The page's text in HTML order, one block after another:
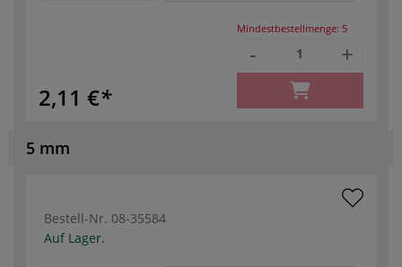
2,11 €
Mindestbestellmenge: 5
- +
5 mm
Bestell-Nr. 08-35584
Auf Lager.